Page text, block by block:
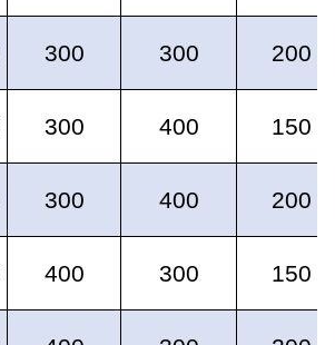
300 300 200
300 400 150
300 400 200
400 300 150